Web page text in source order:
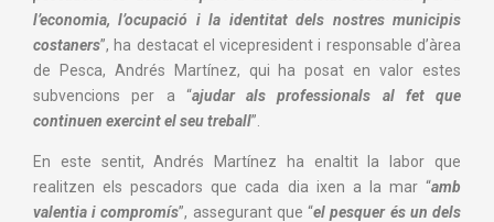
l’economia, l’ocupació i la identitat dels nostres municipis
costaners”, ha destacat el vicepresident i responsable d’àrea
de Pesca, Andrés Martínez, qui ha posat en valor estes
subvencions per a “ajudar als professionals al fet que
continuen exercint el seu treball”.
En este sentit, Andrés Martínez ha enaltit la labor que
realitzen els pescadors que cada dia ixen a la mar “amb
valentia i compromís”, assegurant que “el pesquer és un dels